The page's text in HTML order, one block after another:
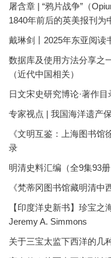
屠含章 | “鸦片战争”（
1840年前后的英美报刊为
戴琳剑丨2025年东亚阅读
数据库及使用方法分享之
（近代中国相关）
日文宋史研究博论·著作目
专家视点 | 我国海洋遗产
《文明互鉴：上海图书馆
录
明清史料汇编（全9集93册
《梵蒂冈图书馆藏明清
【印度洋史新书】珍宝
Jeremy A. Simmons
关于三宝太监下西洋的几